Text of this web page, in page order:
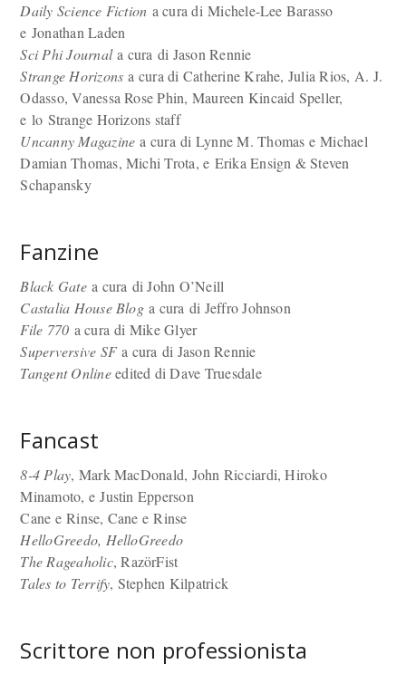
Daily Science Fiction a cura di Michele-Lee Barasso
e Jonathan Laden
Sci Phi Journala cura di Jason Rennie
Strange Horizons a cura di Catherine Krahe, Julia Rios, A. J.
Odasso, Vanessa Rose Phin, Maureen Kincaid Speller,
e lo Strange Horizons staff
Uncanny Magazine a cura di Lynne M. Thomas e Michael
Damian Thomas, Michi Trota, e Erika Ensign & Steven
Schapansky
Fanzine
Black Gatea cura di John O’Neill
Castalia House Bloga cura di Jeffro Johnson
File 770 a cura di Mike Glyer
Superversive SFa cura di Jason Rennie
Tangent Onlineedited di Dave Truesdale
Fancast
8-4 Play, Mark MacDonald, John Ricciardi, Hiroko
Minamoto, e Justin Epperson
Cane e Rinse, Cane e Rinse
HelloGreedo, HelloGreedo
The Rageaholic, RazörFist
Tales to Terrify, Stephen Kilpatrick
Scrittore non professionista